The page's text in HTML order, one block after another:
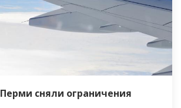
сняли ограничения